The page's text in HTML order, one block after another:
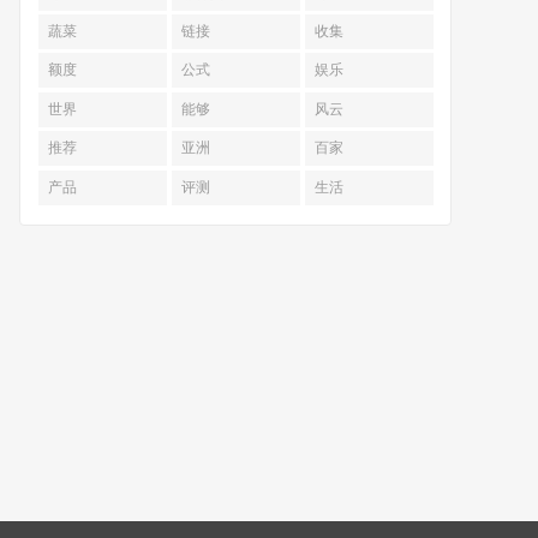
蔬菜 链接 收集
额度 公式 娱乐
世界 能够 风云
推荐 亚洲 百家
产品 评测 生活